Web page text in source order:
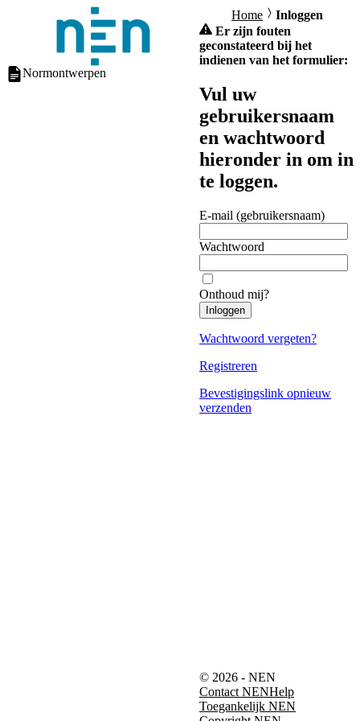
Normontwerpen
Home
Inloggen
Er zijn fouten
geconstateerd bij het
indienen van het formulier:
Vul uw
gebruikersnaam
en wachtwoord
hieronder in om in
te loggen.
E-mail (gebruikersnaam)
Wachtwoord
Onthoud mij?
Inloggen
Wachtwoord vergeten?
Registreren
Bevestigingslink opnieuw
verzenden
© 2026 - NEN
Contact NENHelp
Toegankelijk NEN